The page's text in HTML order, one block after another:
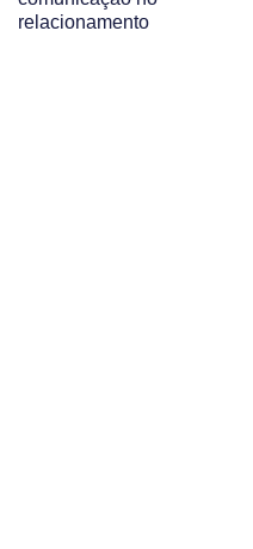
relacionamento